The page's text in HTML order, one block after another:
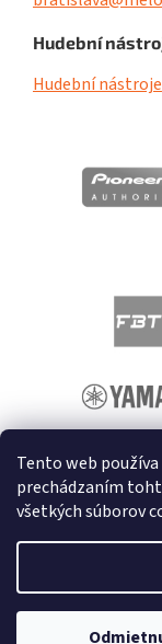
Tento web
prechádzaním
všetkých súborov
Hudební
Hudební nástroje
Copyright 2026